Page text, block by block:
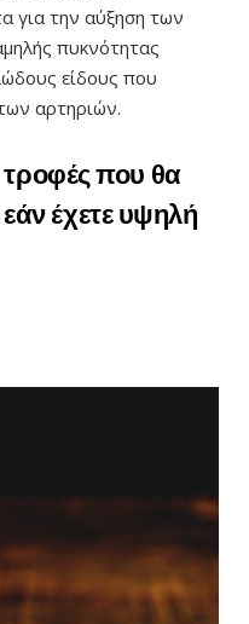
για την αύξηση των
πυκνότητας
είδους που
αρτηριών.
τροφές που θα
έχετε υψηλή